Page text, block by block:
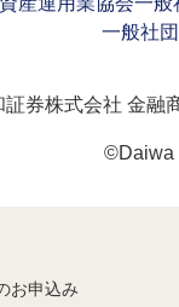
一般社
証券株式会社 金融
©Daiwa
お申込み